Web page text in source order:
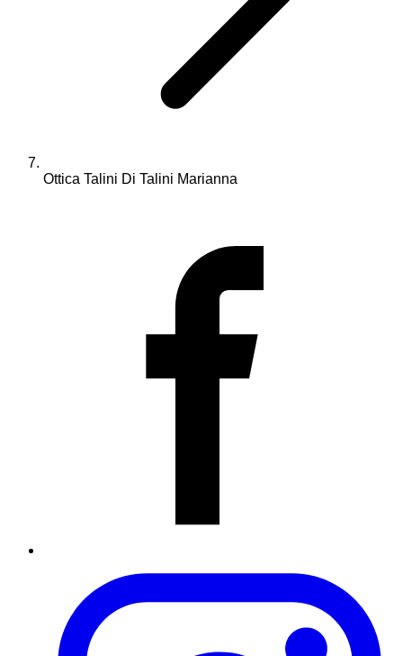
Ottica Talini Di Talini Marianna